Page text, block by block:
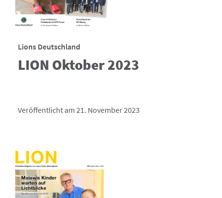
Lions Deutschland
LION Oktober 2023
Veröffentlicht am 21. November 2023